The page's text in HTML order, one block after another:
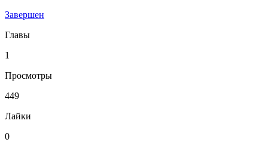
Завершен
Главы
1
Просмотры
449
Лайки
0